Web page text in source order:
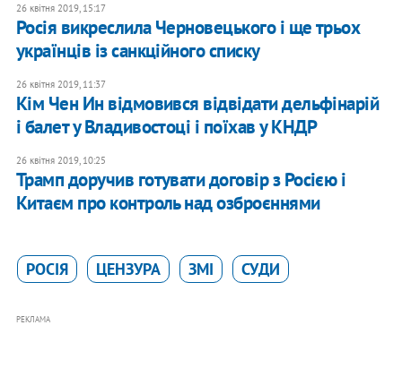
26 квітня 2019, 15:17
Росія викреслила Черновецького і ще трьох
українців із санкційного списку
26 квітня 2019, 11:37
Кім Чен Ин відмовився відвідати дельфінарій
і балет у Владивостоці і поїхав у КНДР
26 квітня 2019, 10:25
Трамп доручив готувати договір з Росією і
Китаєм про контроль над озброєннями
РОСІЯ ЦЕНЗУРА ЗМІ СУДИ
РЕКЛАМА